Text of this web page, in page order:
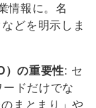
情報に。名
どを明示しま
）の重要性: セ
ドだけでな
まとまり」や